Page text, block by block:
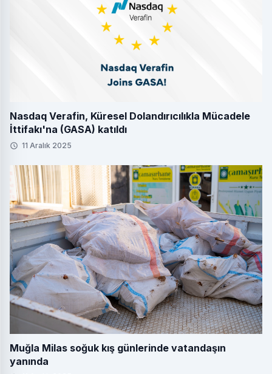
Nasdaq Verafin, Küresel Dolandırıcılıkla Mücadele
İttifakı'na (GASA) katıldı
11 Aralık 2025
Muğla Milas soğuk kış günlerinde vatandaşın
yanında